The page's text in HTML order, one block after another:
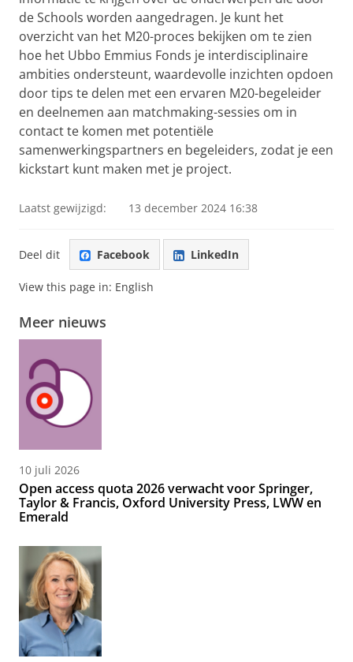
de Schools worden aangedragen. Je kunt het
overzicht van het M20-proces bekijken om te zien
hoe het Ubbo Emmius Fonds je interdisciplinaire
ambities ondersteunt, waardevolle inzichten opdoen
door tips te delen met een ervaren M20-begeleider
en deelnemen aan matchmaking-sessies om in
contact te komen met potentiële
samenwerkingspartners en begeleiders, zodat je een
kickstart kunt maken met je project.
Laatst gewijzigd: 13 december 2024 16:38
Deel dit Facebook LinkedIn
View this page in: English
Meer nieuws
10 juli 2026
Open access quota 2026 verwacht voor Springer,
Taylor & Francis, Oxford University Press, LWW en
Emerald